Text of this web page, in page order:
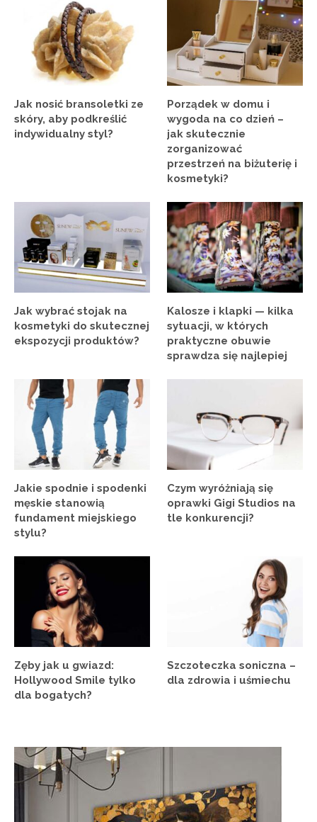
Jak nosić bransoletki ze
skóry, aby podkreślić
indywidualny styl?
Porządek w domu i
wygoda na co dzień –
jak skutecznie
zorganizować
przestrzeń na biżuterię i
kosmetyki?
Jak wybrać stojak na
kosmetyki do skutecznej
ekspozycji produktów?
Kalosze i klapki — kilka
sytuacji, w których
praktyczne obuwie
sprawdza się najlepiej
Jakie spodnie i spodenki
męskie stanowią
fundament miejskiego
stylu?
Czym wyróżniają się
oprawki Gigi Studios na
tle konkurencji?
Zęby jak u gwiazd:
Hollywood Smile tylko
dla bogatych?
Szczoteczka soniczna –
dla zdrowia i uśmiechu